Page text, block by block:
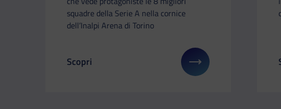
squadre della Serie A nella cornice
dell’Inalpi Arena di Torino
Il link ti porterà ad avere maggiori dettagli su:
Scopri